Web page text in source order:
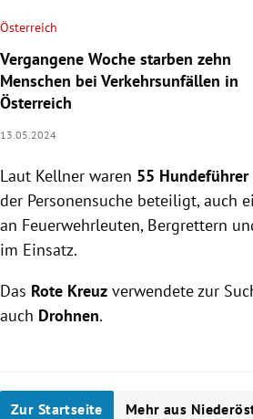
Österreich
Vergangene Woche starben zehn
Menschen bei Verkehrsunfällen in
Österreich
13.05.2024
Laut Kellner waren 55 Hundeführer
der Personensuche beteiligt, auch
an Feuerwehrleuten, Bergrettern
im Einsatz.
Das Rote Kreuz verwendete zur
auch Drohnen.
Zur Startseite Mehr aus